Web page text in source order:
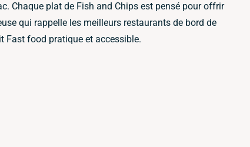
Chaque plat de Fish and Chips est pensé pour offrir
qui rappelle les meilleurs restaurants de bord de
Fast food pratique et accessible.